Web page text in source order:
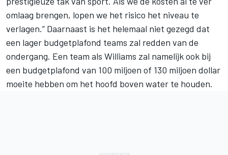
omlaag brengen, lopen we het risico het niveau te
verlagen.” Daarnaast is het helemaal niet gezegd dat
een lager budgetplafond teams zal redden van de
ondergang. Een team als Williams zal namelijk ook bij
een budgetplafond van 100 miljoen of 130 miljoen dollar
moeite hebben om het hoofd boven water te houden.